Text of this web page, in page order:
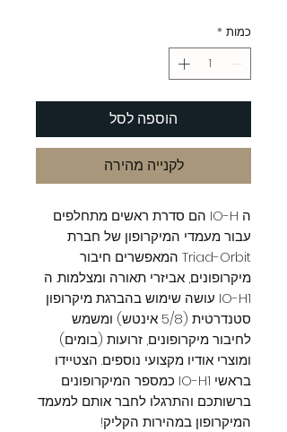
כמות *
הוספה לסל
לקנייה מהירה
ה IO-H הם סדרת ראשים מתחלפים
עבור מעמדי המיקרופון של חברת
Triad-Orbit המאפשרים חיבור
מיקרופונים, אביזרי תאורה ומצלמות. ה
IO-H1 עושה שימוש בהברגת מיקרופון
סטנדרטית (5/8 אינטש) ומשמש
לחיבור מיקרופונים, זרועות (בומים)
ומוצרי אודיו מקצועי נוספים. הצטיידו
בראשי IO-H1 כמספר המיקרופונים
ברשותכם והתרגלו לחבר אותם למעמד
המיקרופון במהירות הקליק!